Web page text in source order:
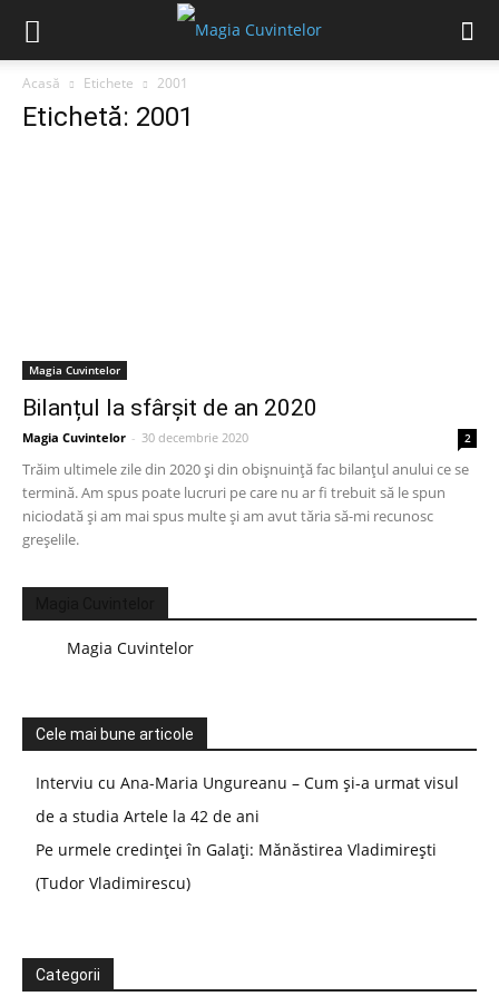
Acasă Etichete 2001
Etichetă: 2001
Magia Cuvintelor
Bilanțul la sfârșit de an 2020
Magia Cuvintelor - 30 decembrie 2020 2
Trăim ultimele zile din 2020 și din obișnuință fac bilanțul anului ce se
termină. Am spus poate lucruri pe care nu ar fi trebuit să le spun
niciodată și am mai spus multe și am avut tăria să-mi recunosc
greșelile.
Magia Cuvintelor
Cele mai bune articole
Interviu cu Ana-Maria Ungureanu – Cum și-a urmat visul
de a studia Artele la 42 de ani
Pe urmele credinței în Galați: Mănăstirea Vladimirești
(Tudor Vladimirescu)
Categorii